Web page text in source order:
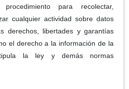
para recolectar,
cualquier actividad sobre datos
derechos, libertades y garantías
el derecho a la información de la
la ley y demás normas